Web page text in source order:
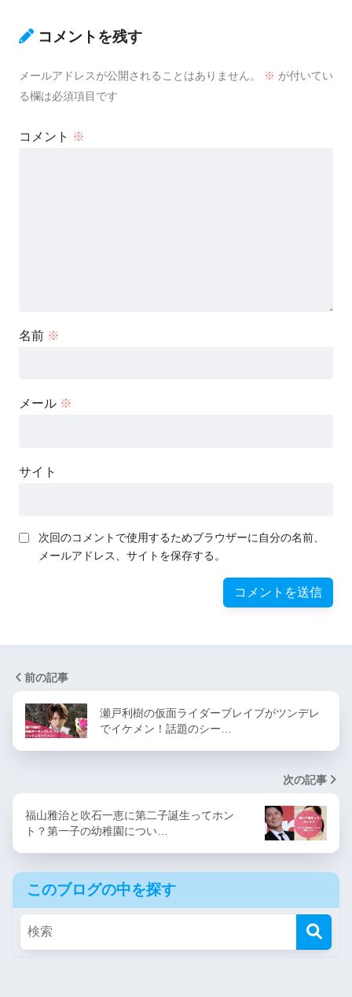
コメントを残す
メールアドレスが公開されることはありません。 ※ が付いてい
る欄は必須項目です
コメント ※
名前 ※
メール ※
サイト
次回のコメントで使用するためブラウザーに自分の名前、
メールアドレス、サイトを保存する。
前の記事
瀬戸利樹の仮面ライダーブレイブがツンデレ
でイケメン！話題のシー…
次の記事
福山雅治と吹石一恵に第二子誕生ってホン
ト？第一子の幼稚園につい…
このブログの中を探す